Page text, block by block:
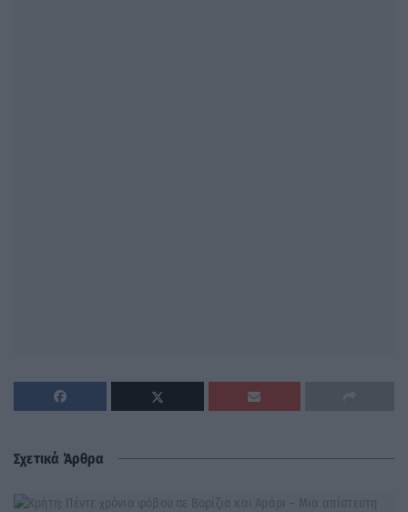
Σχετικά Άρθρα